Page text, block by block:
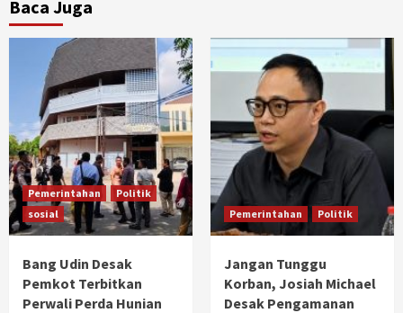
Baca Juga
Pemerintahan
Politik
sosial
Bang Udin Desak
Pemkot Terbitkan
Perwali Perda Hunian
Pemerintahan Politik
Jangan Tunggu
Korban, Josiah Michael
Desak Pengamanan